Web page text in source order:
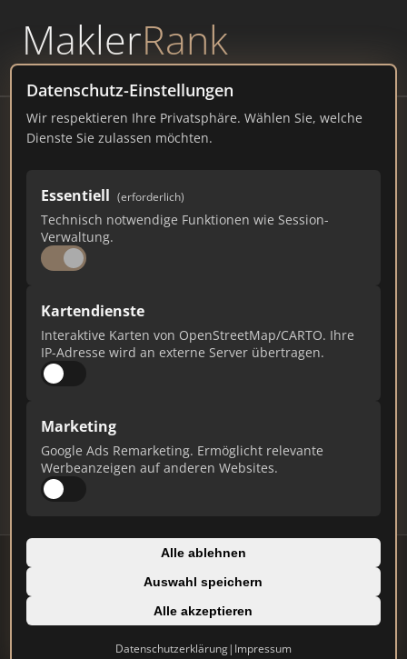
MaklerRank
powered byWAVEPOINT
Datenschutz-Einstellungen
Wir respektieren Ihre Privatsphäre. Wählen Sie, welche
Dienste Sie zulassen möchten.
Essentiell (erforderlich)
Technisch notwendige Funktionen wie Session-
Verwaltung.
Kartendienste
Interaktive Karten von OpenStreetMap/CARTO. Ihre
IP-Adresse wird an externe Server übertragen.
Marketing
Google Ads Remarketing. Ermöglicht relevante
Werbeanzeigen auf anderen Websites.
Alle ablehnen
Auswahl speichern
Alle akzeptieren
Datenschutzerklärung| Impressum
Immobilienmarketing Martina
Marktpl. 11, 91301 Forchheim
immobilien-forchheim.com
Gesamtpunkte
Ist das Ihr Unternehmen?
Daten und erhalten Sie monatliche Ranking-
Updates.
Profil beanspruchen